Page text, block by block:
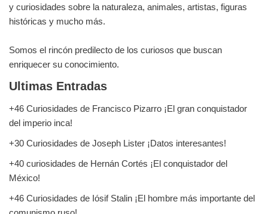
y curiosidades sobre la naturaleza, animales, artistas, figuras
históricas y mucho más.
Somos el rincón predilecto de los curiosos que buscan
enriquecer su conocimiento.
Ultimas Entradas
+46 Curiosidades de Francisco Pizarro ¡El gran conquistador
del imperio inca!
+30 Curiosidades de Joseph Lister ¡Datos interesantes!
+40 curiosidades de Hernán Cortés ¡El conquistador del
México!
+46 Curiosidades de Iósif Stalin ¡El hombre más importante del